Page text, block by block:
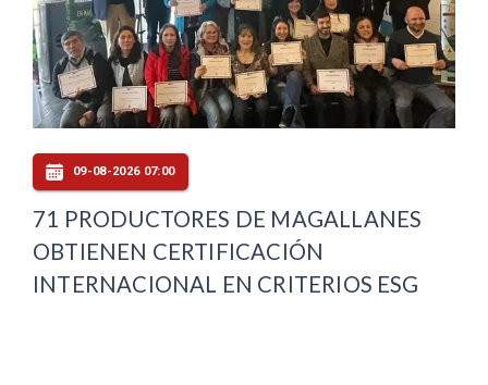
09-08-2026 07:00
71 PRODUCTORES DE MAGALLANES
OBTIENEN CERTIFICACIÓN
INTERNACIONAL EN CRITERIOS ESG